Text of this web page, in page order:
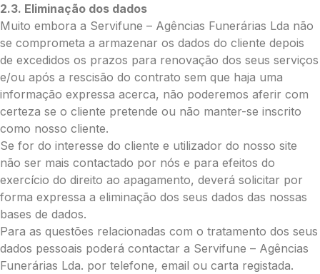
2.3. Eliminação dos dados
Muito embora a Servifune – Agências Funerárias Lda não
se comprometa a armazenar os dados do cliente depois
de excedidos os prazos para renovação dos seus serviços
e/ou após a rescisão do contrato sem que haja uma
informação expressa acerca, não poderemos aferir com
certeza se o cliente pretende ou não manter-se inscrito
como nosso cliente.
Se for do interesse do cliente e utilizador do nosso site
não ser mais contactado por nós e para efeitos do
exercício do direito ao apagamento, deverá solicitar por
forma expressa a eliminação dos seus dados das nossas
bases de dados.
Para as questões relacionadas com o tratamento dos seus
dados pessoais poderá contactar a Servifune – Agências
Funerárias Lda. por telefone, email ou carta registada.